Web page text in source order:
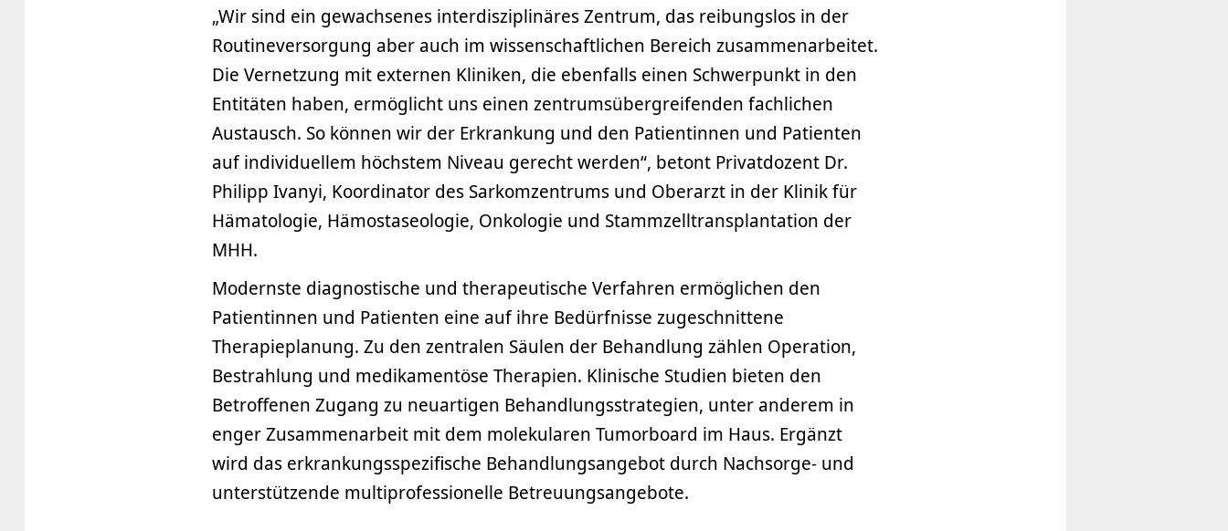
„Wir sind ein gewachsenes interdisziplinäres Zentrum, das reibungslos in der
Routineversorgung aber auch im wissenschaftlichen Bereich zusammenarbeitet.
Die Vernetzung mit externen Kliniken, die ebenfalls einen Schwerpunkt in den
Entitäten haben, ermöglicht uns einen zentrumsübergreifenden fachlichen
Austausch. So können wir der Erkrankung und den Patientinnen und Patienten
auf individuellem höchstem Niveau gerecht werden“, betont Privatdozent Dr.
Philipp Ivanyi, Koordinator des Sarkomzentrums und Oberarzt in der Klinik für
Hämatologie, Hämostaseologie, Onkologie und Stammzelltransplantation der
MHH.
Modernste diagnostische und therapeutische Verfahren ermöglichen den
Patientinnen und Patienten eine auf ihre Bedürfnisse zugeschnittene
Therapieplanung. Zu den zentralen Säulen der Behandlung zählen Operation,
Bestrahlung und medikamentöse Therapien. Klinische Studien bieten den
Betroffenen Zugang zu neuartigen Behandlungsstrategien, unter anderem in
enger Zusammenarbeit mit dem molekularen Tumorboard im Haus. Ergänzt
wird das erkrankungsspezifische Behandlungsangebot durch Nachsorge- und
unterstützende multiprofessionelle Betreuungsangebote.